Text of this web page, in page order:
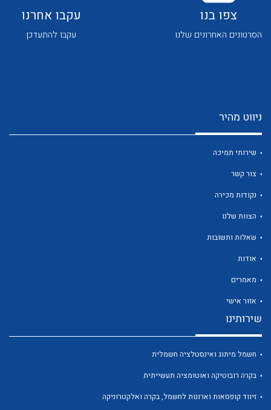
לכל מוצרי היצרן לכל מוצרי היצרן
לכל מוצרי היצרן
צפו בנו
הסרטונים האחרונים שלנו
עקבו אחרנו
עקבו להתעדכן
ניווט מהיר
שירותי תמיכה
צור קשר
נקודות מכירה
הצוות שלנו
שאלות ותשובות
אודות
מאמרים
אזור אישי
שירותינו
חשמל מיתוג ואינסטלציה חשמלית
בקרה רובוטיקה ואוטומציה תעשייתית
זיווד קופסאות וארונות לחשמל, בקרה ואלקטרוניקה